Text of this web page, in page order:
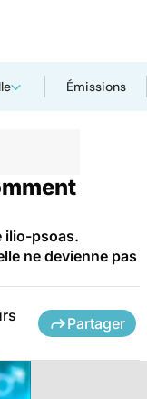
Émissions
ilio-psoas.
ne devienne pas
Partager